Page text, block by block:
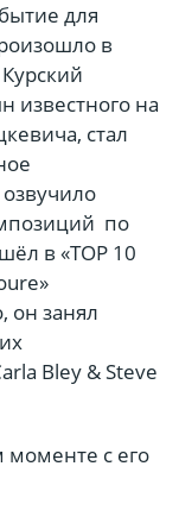
для
в
известного на
стал
по
в «TOP 10
он занял
Bley & Steve
с его